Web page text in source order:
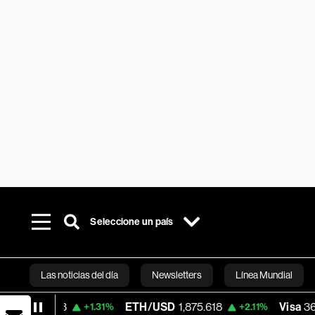
Seleccione un país
Las noticias del día Newsletters Línea Mundial
Bloomberg
ETH/USD 1,875.618 +2.11% Visa 366.13 -0.04%